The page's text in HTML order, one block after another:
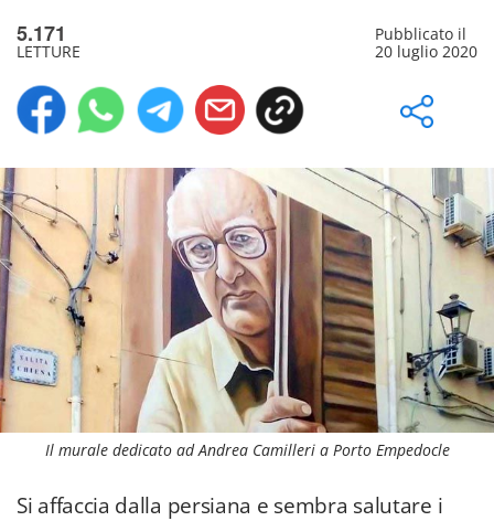
5.171
LETTURE
Pubblicato il
20 luglio 2020
Il murale dedicato ad Andrea Camilleri a Porto Empedocle
Si affaccia dalla persiana e sembra salutare i